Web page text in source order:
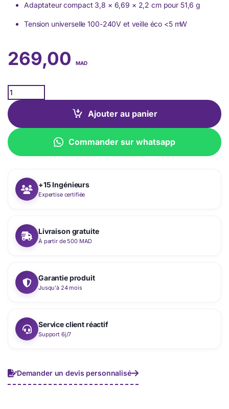
Adaptateur compact 3,8 × 6,69 × 2,2 cm pour 51,6 g
Tension universelle 100-240V et veille éco <5 mW
269,00MAD
Quantity
Ajouter au panier
Commander sur whatsapp
+15 Ingénieurs
Expertise certifiée
Livraison gratuite
À partir de 500 MAD
Garantie produit
Jusqu'à 24 mois
Service client réactif
Support 6j/7
Demander un devis personnalisé